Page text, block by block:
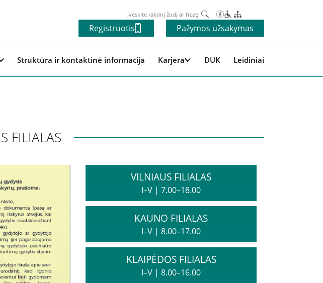
Paieška
Registruotis
Pažymos užsakymas
Struktūra ir kontaktinė informacija Karjera DUK Leidiniai
FILIALAS
VILNIAUS FILIALAS
I–V | 7.00–18.00
KAUNO FILIALAS
I–V | 8.00–17.00
KLAIPĖDOS FILIALAS
I–V | 8.00–16.00